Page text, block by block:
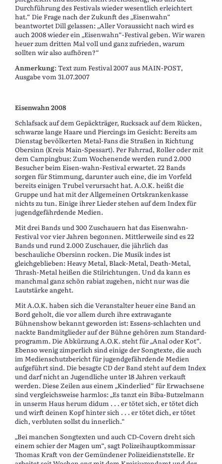
Durchführung des Festivals wieder wesentlich erleichtert
hat.“ Die Frage nach der Zukunft des „Eisenwahn“
beantwortet Dill gelassen: „Aller Voraussicht nach wird es
auch 2008 wieder ein „Eisenwahn“-Festival geben. Wir waren
heuer zum dritten Mal voll und ganz zufrieden, warum
sollten wir also aufhören?“
Anmerkung: Text zum Festival 2007 aus MAIN-POST,
Ausgabe vom 31.07.2007
Eisenwahn 2008
Schlafsack auf dem Gepäckträger, Rucksack auf dem Rücken,
schwarze lange Haare und Piercings im Gesicht: Bereits am
Dienstag bevölkerten Metal-Fans die Straßen in Richtung
Obersinn (Kreis Main-Spessart). Per Fahrrad, Roller oder mit
dem Campingbus: Zum Wochenende werden rund 2.000
Besucher beim Eisen-wahn-Festival erwartet. 22 Bands
sorgen für Stimmung, darunter auch eine, die im Vorfeld
bereits einigen Trubel verursacht hat. A.O.K. heißt die
Gruppe und hat mit der Allgemeinen Ortskrankenkasse
nichts zu tun. Einige ihrer Lieder stehen auf dem Index für
jugendgefährdende Medien.
Mit drei Bands und 300 Zuschauern hat das Eisenwahn-
Festival vor vier Jahren begonnen. Mittlerweile sind es 22
Bands und rund 2.000 Zuschauer, die jährlich das
beschauliche Obersinn rocken. Die Musik indes ist
gleichgeblieben: Heavy Metal, Black-Metal, Death-Metal,
Thrash-Metal heißen die Stilrichtungen. Und da kann es
manchmal ganz schön rabiat zugehen, nicht nur was die
Lautstärke angeht.
Mit A.O.K. haben sich die Veranstalter heuer eine Band an
Bord geholt, die vor allem durch ihre extravagante
Bühnenshow bekannt geworden ist: Essens-schlachten und
nackte Bandmitglieder auf der Bühne gehören zum Standard-
programm. Die Abkürzung A.O.K. steht für „Anal oder Kot“.
Ebenso wenig zimperlich sind einige der Songtexte, die auch
im Medienschutzbericht für jugendgefährdende Medien
aufgeführt sind. Die besagte CD der Band steht auf dem Index
und darf nicht an Jugendliche unter 18 Jahren verkauft
werden. Diese Zeilen aus einem „Kinderlied“ für Erwachsene
sind vergleichsweise harmlos: „Es tanzt ein Biba-Butzelmann
in unserm Haus herum didum . . . er tötet sich, er tötet dich
und wirft deinen Kopf hinter sich . . . er tötet dich, er tötet
dich, verbluten sollst du innerlich.“
„Bei manchen Songtexten und auch CD-Covern dreht sich
einem schier der Magen um“, sagt Polizeihauptkommissar
Thomas Kraft von der Gemündener Polizeidienststelle. Er